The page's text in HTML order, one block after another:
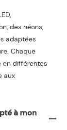
des néons,
adaptées
Chaque
en différentes
aux
à mon